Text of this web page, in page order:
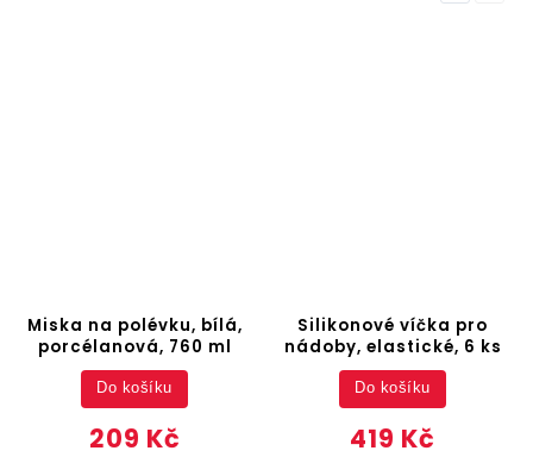
Miska na polévku, bílá,
porcélanová, 760 ml
209 Kč
Do košíku
Silikonové víčka pro
nádoby, elastické, 6 ks
419 Kč
Do košíku